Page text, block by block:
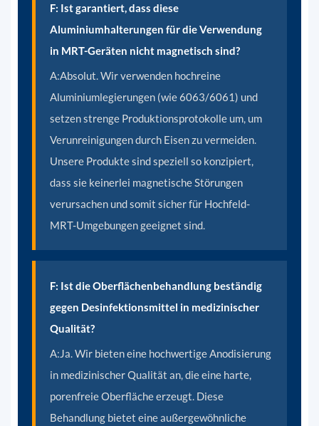
F: Ist garantiert, dass diese
Aluminiumhalterungen für die Verwendung
in MRT-Geräten nicht magnetisch sind?
A:Absolut. Wir verwenden hochreine
Aluminiumlegierungen (wie 6063/6061) und
setzen strenge Produktionsprotokolle um, um
Verunreinigungen durch Eisen zu vermeiden.
Unsere Produkte sind speziell so konzipiert,
dass sie keinerlei magnetische Störungen
verursachen und somit sicher für Hochfeld-
MRT-Umgebungen geeignet sind.
F: Ist die Oberflächenbehandlung beständig
gegen Desinfektionsmittel in medizinischer
Qualität?
A: Ja. Wir bieten eine hochwertige Anodisierung
in medizinischer Qualität an, die eine harte,
porenfreie Oberfläche erzeugt. Diese
Behandlung bietet eine außergewöhnliche